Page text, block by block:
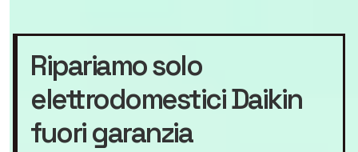
Ripariamo solo
elettrodomestici Daikin
fuori garanzia